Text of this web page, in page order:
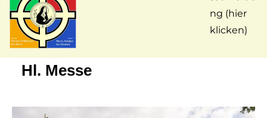
ng (hier
klicken)
Hl. Messe